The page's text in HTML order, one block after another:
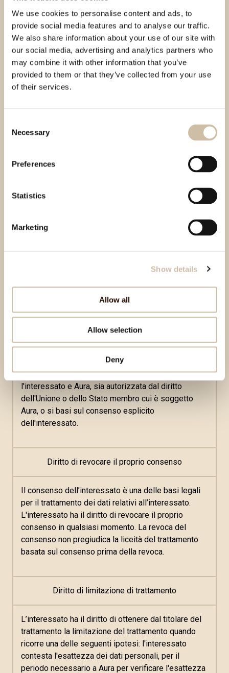
We use cookies to personalise content and ads, to
provide social media features and to analyse our traffic.
We also share information about your use of our site with
our social media, advertising and analytics partners who
may combine it with other information that you’ve
provided to them or that they’ve collected from your use
of their services.
Selection
Necessary
Preferences
Statistics
Marketing
Show details
Allow all
Allow selection
Deny
sia connessa a tale marketing diretto.
Diritto alla portabilità dei dati
L'interessato ha il diritto di ricevere in un formato
strutturato, di uso comune e leggibile da dispositivo
un altro titolare del trattamento senza impedimenti
da parte di Aura cui li ha forniti qualora il trattamento
con mezzi automatizzati.
diretta dei dati personali da Aura ad un altro titolare
L'interessato ha il diritto di non essere sottoposto a
una decisione basata unicamente sul trattamento
automatizzato, compresa la profilazione, che
incida in modo analogo significativamente sulla sua
persona, a meno che tale decisione sia necessaria
per la conclusione o l'esecuzione di un contratto tra
l'interessato e Aura, sia autorizzata dal diritto
dell'Unione o dello Stato membro cui è soggetto
Aura, o si basi sul consenso esplicito
dell'interessato.
Diritto di revocare il proprio consenso
Il consenso dell’interessato è una delle basi legali
per il trattamento dei dati relativi all’interessato.
L'interessato ha il diritto di revocare il proprio
consenso in qualsiasi momento. La revoca del
consenso non pregiudica la liceità del trattamento
basata sul consenso prima della revoca.
Diritto di limitazione di trattamento
L’interessato ha il diritto di ottenere dal titolare del
trattamento la limitazione del trattamento quando
ricorre una delle seguenti ipotesi: l'interessato
contesta l'esattezza dei dati personali, per il
periodo necessario a Aura per verificare l'esattezza